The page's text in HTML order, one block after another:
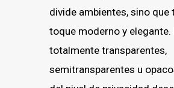
divide ambientes, sino que
toque moderno y elegante.
totalmente transparentes,
semitransparentes u